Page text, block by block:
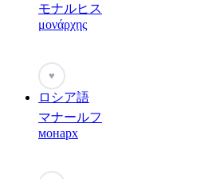
モナルヒス
μονάρχης
♥
ロシア語
マナールフ
монарх